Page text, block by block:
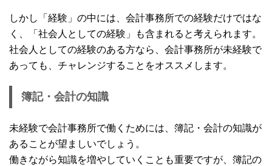
しかし「経験」の中には、会計事務所での経験だけではな
く、「社会人としての経験」も含まれると考えられます。
社会人としての経験のある方なら、会計事務所が未経験で
あっても、チャレンジすることをオススメします。
簿記・会計の知識
未経験で会計事務所で働くためには、簿記・会計の知識が
あることが望ましいでしょう。
働きながら知識を増やしていくことも重要ですが、簿記の